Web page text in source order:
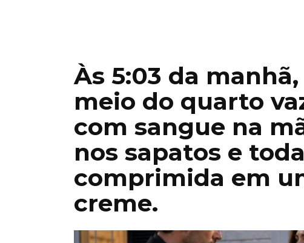
Às 5:03 da
meio do quarto
com sangue na
nos sapatos e
comprimida em
creme.